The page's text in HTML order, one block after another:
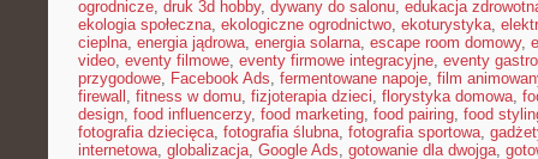
ogrodnicze, druk 3d hobby, dywany do salonu, edukacja
ekologia społeczna, ekologiczne ogrodnictwo, ekoturystyka,
cieplna, energia jądrowa, energia solarna, escape room domowy,
video, eventy filmowe, eventy firmowe integracyjne, eventy
przygodowe, Facebook Ads, fermentowane napoje, film
firewall , fitness w domu, fizjoterapia dzieci, florystyka domowa,
design, food influencerzy, food marketing, food pairing, food
fotografia dziecięca, fotografia ślubna, fotografia sportowa,
internetowa, globalizacja, Google Ads, gotowanie dla dwojga,